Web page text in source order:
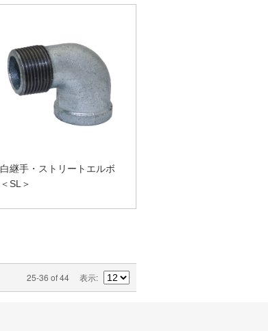
白継手・ストリートエルボ
＜SL＞
25-36 of 44 表示